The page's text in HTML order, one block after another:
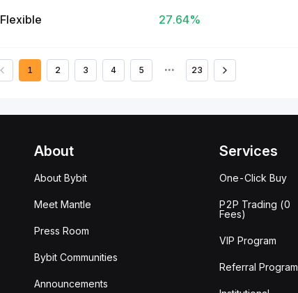
Flexible 27.64%
1 2 3 4 5 ••• 23
About
About Bybit
Meet Mantle
Press Room
Bybit Communities
Announcements
Services
One-Click Buy
P2P Trading (0
Fees)
VIP Program
Referral Program